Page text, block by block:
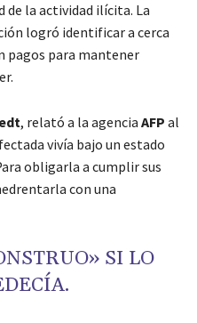
la actividad ilícita. La
logró identificar a cerca
pagos para mantener
, relató a la agencia AFP al
vivía bajo un estado
obligarla a cumplir sus
con una
SI LO